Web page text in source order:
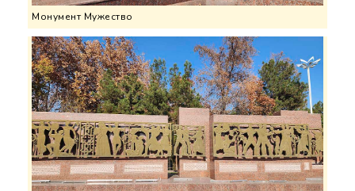
Монумент Мужество